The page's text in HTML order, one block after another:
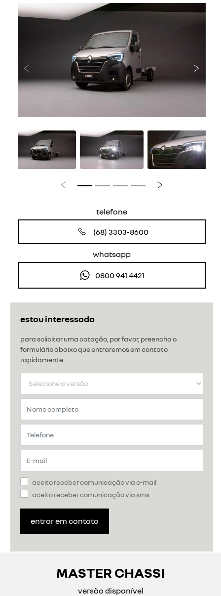
estou interessado
para solicitar uma cotação, por favor, preencha o
formulário abaixo que entraremos em contato
rapidamente.
aceito receber comunicação via e-mail
aceito receber comunicação via sms
entrar em contato
Anterior
Anterior Próximo
telefone
(68) 3303-8600
whatsapp
0800 941 4421
MASTER CHASSI
versão disponível